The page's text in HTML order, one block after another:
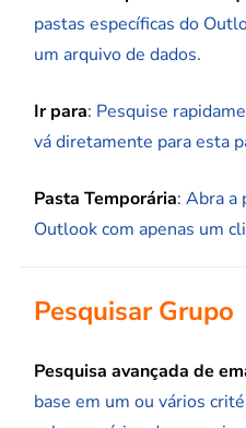
pastas específicas do
um arquivo de dados.
Ir para: Pesquise
vá diretamente para esta
Pasta Temporária: Abra a
Outlook com apenas um
Pesquisar Grupo
Pesquisa avançada de
base em um ou vários